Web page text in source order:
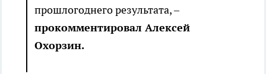
прошлогоднего результата, –
прокомментировал Алексей
Охорзин.